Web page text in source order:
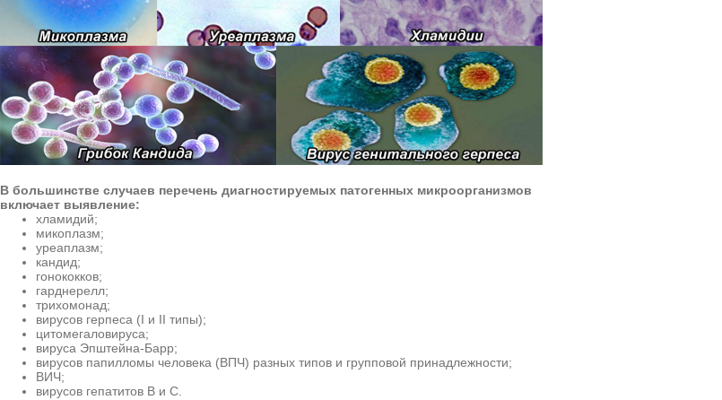
В большинстве случаев перечень диагностируемых патогенных микроорганизмов
включает выявление:
хламидий;
микоплазм;
уреаплазм;
кандид;
гонококков;
гарднерелл;
трихомонад;
вирусов герпеса (I и II типы);
цитомегаловируса;
вируса Эпштейна-Барр;
вирусов папилломы человека (ВПЧ) разных типов и групповой принадлежности;
ВИЧ;
вирусов гепатитов В и С.